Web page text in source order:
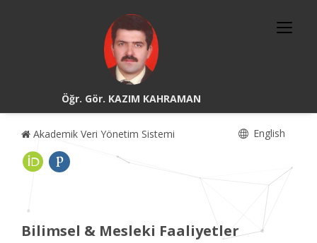
Öğr. Gör. KAZIM KAHRAMAN
Akademik Veri Yönetim Sistemi English
Bilimsel & Mesleki Faaliyetler